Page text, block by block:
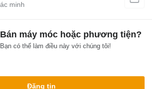
Bán máy móc hoặc phương tiện?
Bạn có thể làm điều này với chúng tôi!
Đăng tin